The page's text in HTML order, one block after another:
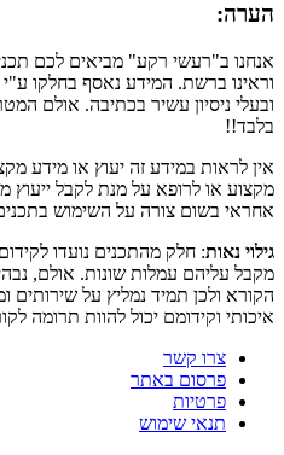
הערה:
אנחנו ב"רעשי רקע" מביאים לכם
וראינו ברשת. המידע נאסף בחלקו
ובעלי ניסיון עשיר בכתיבה. אולם
בלבד!!
אין לראות במידע זה יעוץ או מידע
מקצוע או לרופא על מנת לקבל ייעוץ
אחראי בשום צורה על השימוש
גילוי נאות: חלק מהתכנים נועדו
מקבל עליהם עמלות שונות. אולם,
הקורא ולכן תמיד נמליץ על שירותים
איכותי וקידומם יכול להוות תרומה
צרו קשר
פרסום באתר
פרטיות
תנאי שימוש